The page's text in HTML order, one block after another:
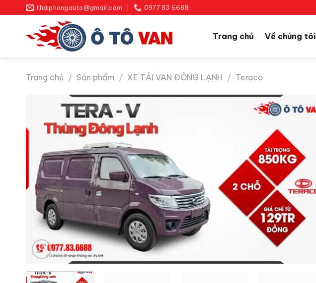
qua
thaiphongauto@gmail.com 0977 83 6688
Trang chủ Về chúng tôi
Trang chủ / Sản phẩm / XE TẢI VAN ĐÔNG LẠNH / Teraco